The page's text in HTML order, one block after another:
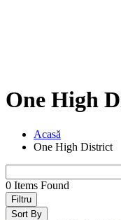
One High
Acasă
One High District
0 Items Found
Filtru
Sort By